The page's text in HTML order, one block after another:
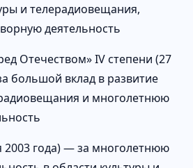
и телерадиовещания,
деятельность
Отечеством» IV степени (27
большой вклад в развитие
и многолетнюю
года) — за многолетнюю